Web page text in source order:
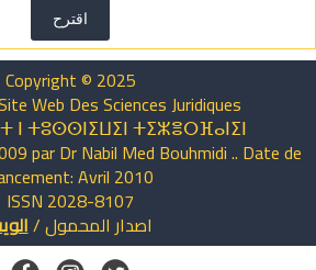
اقترح
Copyright © 2025
Web Des Sciences Juridiques
ⵜⵓⵙⵙⵏⵉⵡⵉⵏ ⵜⵉⵣⴻⵔⴼⴰⵏⵉⵏ
par Dr Nabil Med Bouhmidi .. Date de
Avril 2010
ISSN 2028-8107
اصدار المحمول/